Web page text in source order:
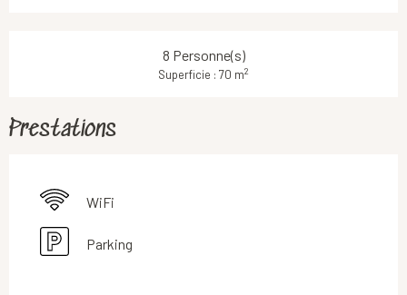
8 Personne(s)
Superficie : 70 m2
Prestations
WiFi
Parking